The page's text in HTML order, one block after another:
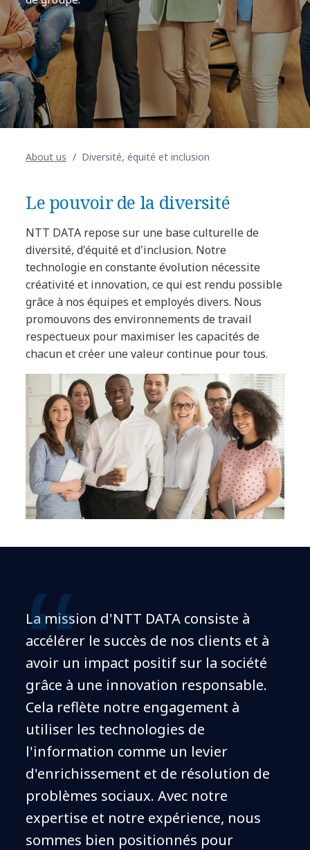
About us Diversité, équité et inclusion
Le pouvoir de la diversité
NTT DATA repose sur une base culturelle de
diversité, d'équité et d'inclusion. Notre
technologie en constante évolution nécessite
créativité et innovation, ce qui est rendu possible
grâce à nos équipes et employés divers. Nous
promouvons des environnements de travail
respectueux pour maximiser les capacités de
chacun et créer une valeur continue pour tous.
La mission d'NTT DATA consiste à
accélérer le succès de nos clients et à
avoir un impact positif sur la société
grâce à une innovation responsable.
Cela reflète notre engagement à
utiliser les technologies de
l'information comme un levier
d'enrichissement et de résolution de
problèmes sociaux. Avec notre
expertise et notre expérience, nous
sommes bien positionnés pour